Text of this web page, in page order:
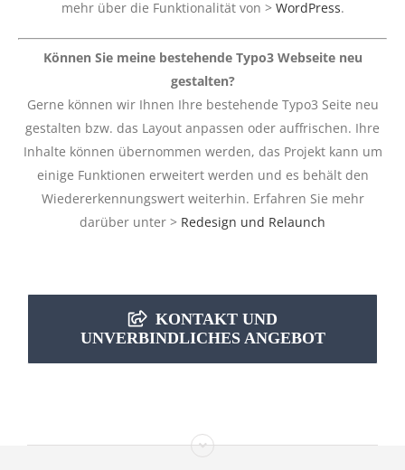
mehr über die Funktionalität von > WordPress.
Können Sie meine bestehende Typo3 Webseite neu
gestalten?
Gerne können wir Ihnen Ihre bestehende Typo3 Seite neu
gestalten bzw. das Layout anpassen oder auffrischen. Ihre
Inhalte können übernommen werden, das Projekt kann um
einige Funktionen erweitert werden und es behält den
Wiedererkennungswert weiterhin. Erfahren Sie mehr
darüber unter > Redesign und Relaunch
KONTAKT UND
UNVERBINDLICHES ANGEBOT